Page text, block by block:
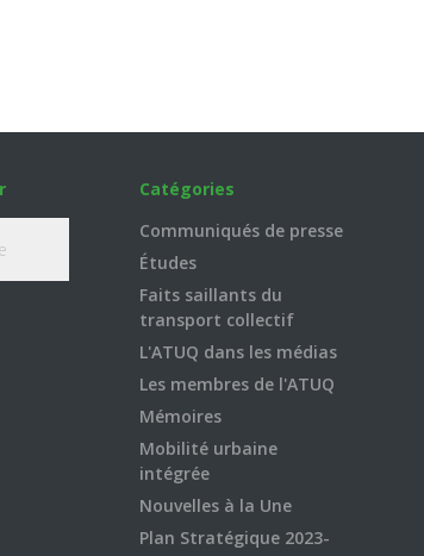
Catégories
Communiqués de presse
Études
Faits saillants du
transport collectif
L'ATUQ dans les médias
Les membres de l'ATUQ
Mémoires
Mobilité urbaine
intégrée
Nouvelles à la Une
Plan Stratégique 2023-